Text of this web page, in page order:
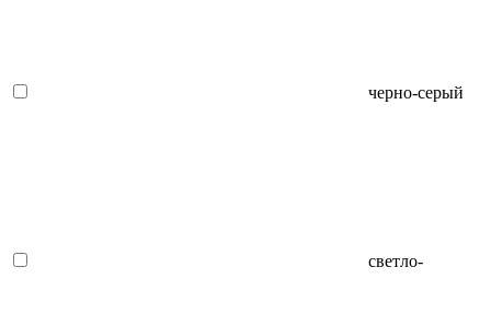
черно-серый
светло-